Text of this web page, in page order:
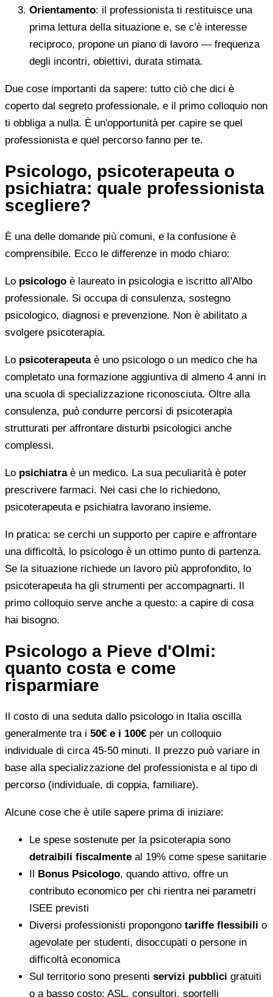
Orientamento: il professionista ti restituisce una
prima lettura della situazione e, se c'è interesse
reciproco, propone un piano di lavoro — frequenza
degli incontri, obiettivi, durata stimata.
Due cose importanti da sapere: tutto ciò che dici è
coperto dal segreto professionale, e il primo colloquio non
ti obbliga a nulla. È un'opportunità per capire se quel
professionista e quel percorso fanno per te.
Psicologo, psicoterapeuta o
psichiatra: quale professionista
scegliere?
È una delle domande più comuni, e la confusione è
comprensibile. Ecco le differenze in modo chiaro:
Lo psicologo è laureato in psicologia e iscritto all'Albo
professionale. Si occupa di consulenza, sostegno
psicologico, diagnosi e prevenzione. Non è abilitato a
svolgere psicoterapia.
Lo psicoterapeutaè uno psicologo o un medico che ha
completato una formazione aggiuntiva di almeno 4 anni in
una scuola di specializzazione riconosciuta. Oltre alla
consulenza, può condurre percorsi di psicoterapia
strutturati per affrontare disturbi psicologici anche
complessi.
Lo psichiatraè un medico. La sua peculiarità è poter
prescrivere farmaci. Nei casi che lo richiedono,
psicoterapeuta e psichiatra lavorano insieme.
In pratica: se cerchi un supporto per capire e affrontare
una difficoltà, lo psicologo è un ottimo punto di partenza.
Se la situazione richiede un lavoro più approfondito, lo
psicoterapeuta ha gli strumenti per accompagnarti. Il
primo colloquio serve anche a questo: a capire di cosa
hai bisogno.
Psicologo a Pieve d'Olmi:
quanto costa e come
risparmiare
Il costo di una seduta dallo psicologo in Italia oscilla
generalmente tra i 50€ e i 100€ per un colloquio
individuale di circa 45-50 minuti. Il prezzo può variare in
base alla specializzazione del professionista e al tipo di
percorso (individuale, di coppia, familiare).
Alcune cose che è utile sapere prima di iniziare:
Le spese sostenute per la psicoterapia sono
detraibili fiscalmente al 19% come spese sanitarie
Il Bonus Psicologo, quando attivo, offre un
contributo economico per chi rientra nei parametri
ISEE previsti
Diversi professionisti propongono tariffe flessibili o
agevolate per studenti, disoccupati o persone in
difficoltà economica
Sul territorio sono presenti servizi pubblici gratuiti
o a basso costo: ASL, consultori, sportelli